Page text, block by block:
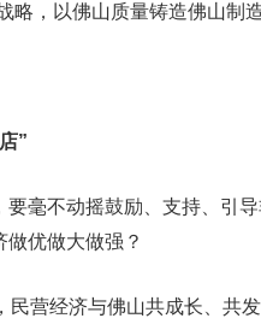
略，以佛山质量铸造佛山制
”
不动摇鼓励、支持、引导
优做大做强？
营经济与佛山共成长、共发